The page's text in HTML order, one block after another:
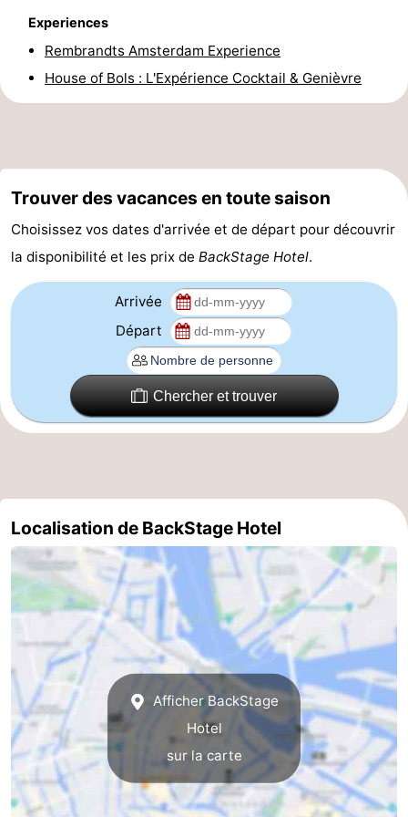
Canaux
Coffeeshops
rouge
Histoire
Ville
diamant
dans
centre
Parcs
jardins
de
Environs
du
Nord
Hollande
Sud
Pratiques
Forum
Transports
en
commun
Route
Gare
Centrale
Schiphol
Eindhoven
Stationnement
Experiences
Rembrandts Amsterdam Experience
House of Bols : L'Expérience Cocktail & Genièvre
Trouver des vacances en toute saison
Choisissez vos dates d'arrivée et de départ pour découvrir
la disponibilité et les prix de BackStage Hotel.
Arrivée
Départ
Chercher et trouver
Localisation de BackStage Hotel
Afficher BackStage
Hotel
sur la carte